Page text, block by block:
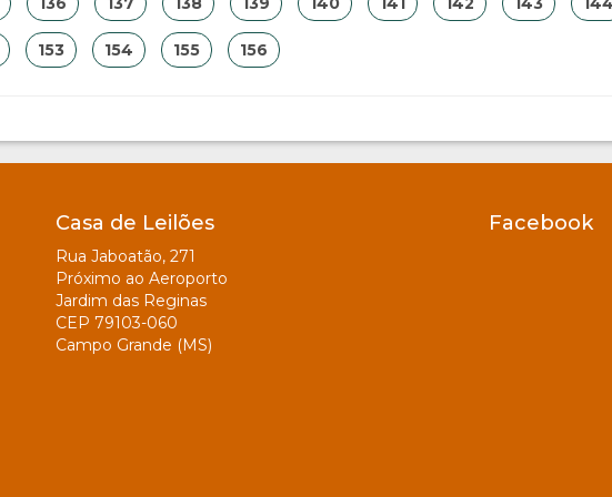
153 154 155 156
Casa de Leilões
Rua Jaboatão, 271
Próximo ao Aeroporto
Jardim das Reginas
CEP 79103-060
Campo Grande (MS)
Facebook